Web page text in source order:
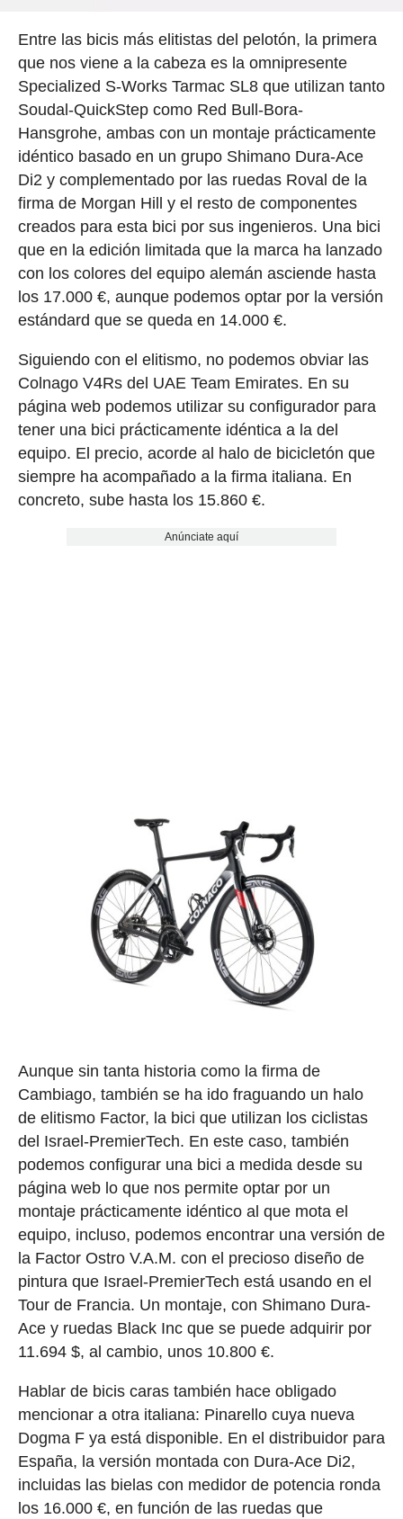
Entre las bicis más elitistas del pelotón, la primera
que nos viene a la cabeza es la omnipresente
Specialized S-Works Tarmac SL8 que utilizan tanto
Soudal-QuickStep como Red Bull-Bora-
Hansgrohe, ambas con un montaje prácticamente
idéntico basado en un grupo Shimano Dura-Ace
Di2 y complementado por las ruedas Roval de la
firma de Morgan Hill y el resto de componentes
creados para esta bici por sus ingenieros. Una bici
que en la edición limitada que la marca ha lanzado
con los colores del equipo alemán asciende hasta
los 17.000 €, aunque podemos optar por la versión
estándard que se queda en 14.000 €.
Siguiendo con el elitismo, no podemos obviar las
Colnago V4Rs del UAE Team Emirates. En su
página web podemos utilizar su configurador para
tener una bici prácticamente idéntica a la del
equipo. El precio, acorde al halo de bicicletón que
siempre ha acompañado a la firma italiana. En
concreto, sube hasta los 15.860 €.
Anúnciate aquí
Aunque sin tanta historia como la firma de
Cambiago, también se ha ido fraguando un halo
de elitismo Factor, la bici que utilizan los ciclistas
del Israel-PremierTech. En este caso, también
podemos configurar una bici a medida desde su
página web lo que nos permite optar por un
montaje prácticamente idéntico al que mota el
equipo, incluso, podemos encontrar una versión de
la Factor Ostro V.A.M. con el precioso diseño de
pintura que Israel-PremierTech está usando en el
Tour de Francia. Un montaje, con Shimano Dura-
Ace y ruedas Black Inc que se puede adquirir por
11.694 $, al cambio, unos 10.800 €.
Hablar de bicis caras también hace obligado
mencionar a otra italiana: Pinarello cuya nueva
Dogma F ya está disponible. En el distribuidor para
España, la versión montada con Dura-Ace Di2,
incluidas las bielas con medidor de potencia ronda
los 16.000 €, en función de las ruedas que